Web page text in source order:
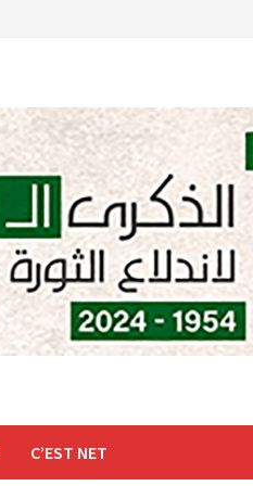
C’EST NET